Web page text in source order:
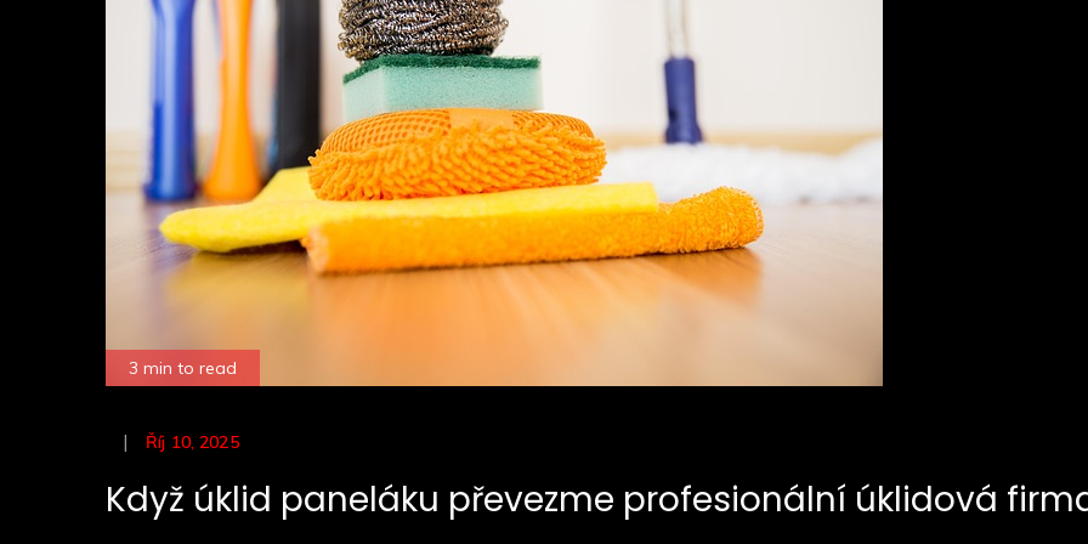
3 min to read
Posted
Říj 10, 2025
Když úklid paneláku převezme profesionální úklidová